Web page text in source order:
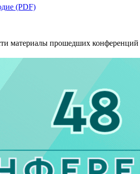
(PDF)
материалы прошедших конференций